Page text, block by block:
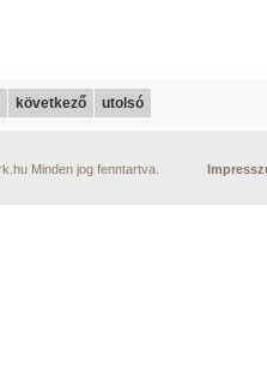
következő utolsó
Minden jog fenntartva.